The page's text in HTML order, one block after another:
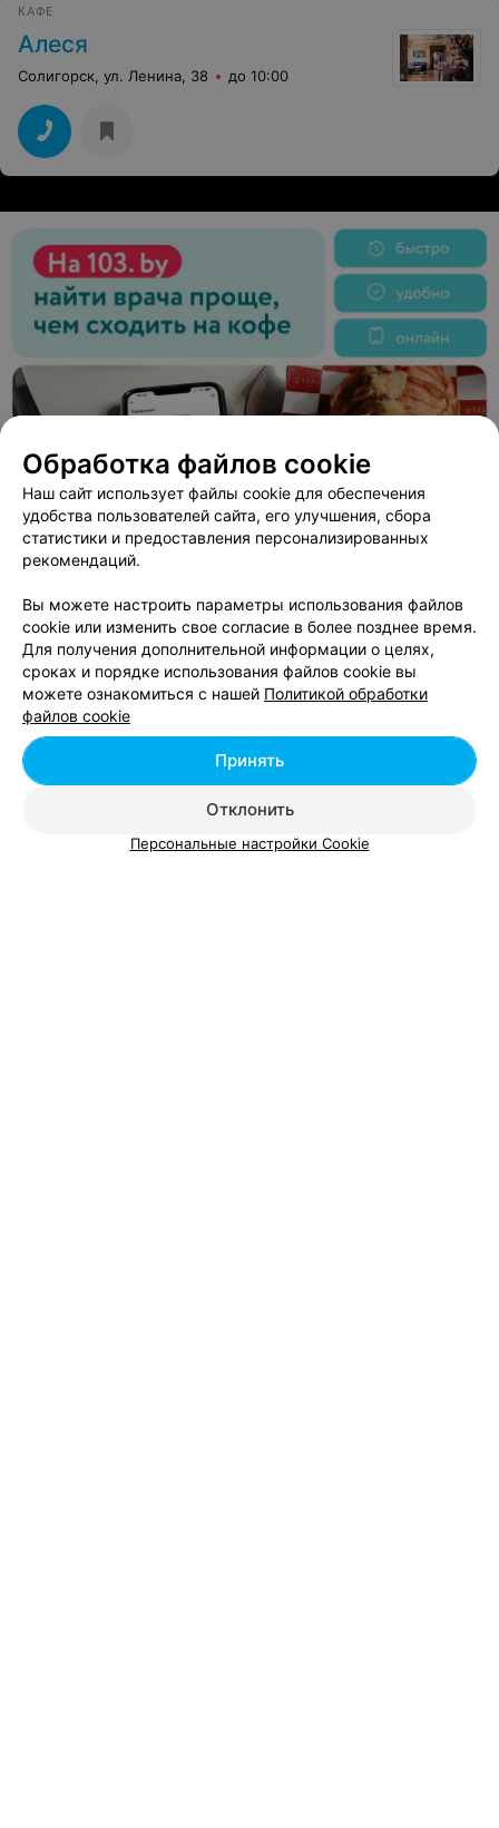
КАФЕ
Алеся
Солигорск, ул. Ленина, 38 до 10:00
ЭФФЕКТИВНАЯ РЕКЛАМА НА САЙТЕ
КАФЕ
7 ветров
дер. Радково, ул. Центральная, 40В
Круглосуточно
Обработка файлов cookie
Наш сайт использует файлы cookie для обеспечения
удобства пользователей сайта, его улучшения, сбора
статистики и предоставления персонализированных
рекомендаций.
Вы можете настроить параметры использования файлов
cookie или изменить свое согласие в более позднее время.
Для получения дополнительной информации о целях,
сроках и порядке использования файлов cookie вы
можете ознакомиться с нашей Политикой обработки
файлов cookie
Отклонить
Принять
Персональные настройки Cookie
«Какой банкетный зал выбрать?»